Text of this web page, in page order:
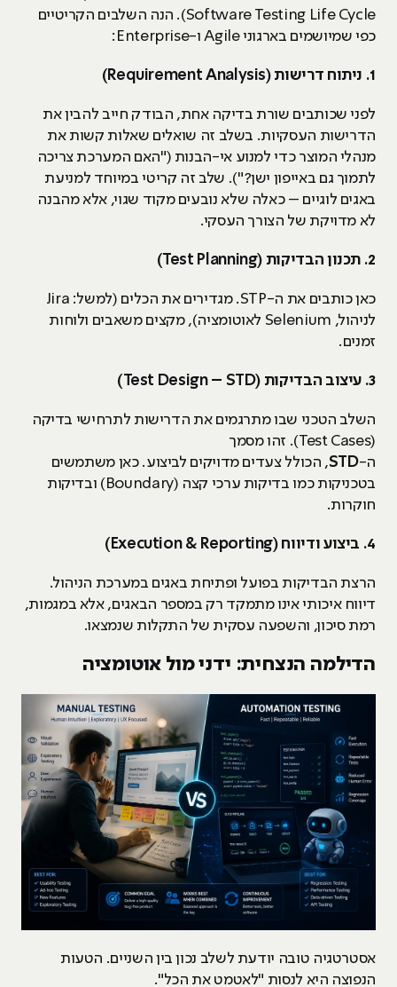
(Software Testing Life Cycle. הנה השלבים הקריטיים
כפי שמיושמים בארגוני Agile ו-Enterprise:
1. ניתוח דרישות (Requirement Analysis
)
לפני שכותבים שורת בדיקה אחת, הבודק חייב להבין את
הדרישות העסקיות. בשלב זה שואלים שאלות קשות את
מנהלי המוצר כדי למנוע אי-הבנות ("האם המערכת צריכה
לתמוך גם באייפון ישן?"). שלב זה קריטי במיוחד למניעת
באגים לוגיים – כאלה שלא נובעים מקוד שגוי, אלא מהבנה
לא מדויקת של הצורך העסקי.
2. תכנון הבדיקות (Test Planning)
כאן כותבים את ה-STP. מגדירים את הכלים (למשל: Jira
לניהול, Selenium לאוטומציה), מקצים משאבים ולוחות
זמנים.
3. עיצוב הבדיקות ( Test Design – STD
)
השלב הטכני שבו מתרגמים את הדרישות לתרחישי בדיקה
(Test Cases). זהו מסמך
ה-STD, הכולל צעדים מדויקים לביצוע. כאן משתמשים
בטכניקות כמו בדיקות ערכי קצה (Boundary) ובדיקות
חוקרות.
4. ביצוע ודיווח (Execution & Reporting)
הרצת הבדיקות בפועל ופתיחת באגים במערכת הניהול.
דיווח איכותי אינו מתמקד רק במספר הבאגים, אלא במגמות,
רמת סיכון, והשפעה עסקית של התקלות שנמצאו.
הדילמה הנצחית: ידני מול אוטומציה
אסטרטגיה טובה יודעת לשלב נכון בין השניים. הטעות
הנפוצה היא לנסות "לאטמט את הכל".